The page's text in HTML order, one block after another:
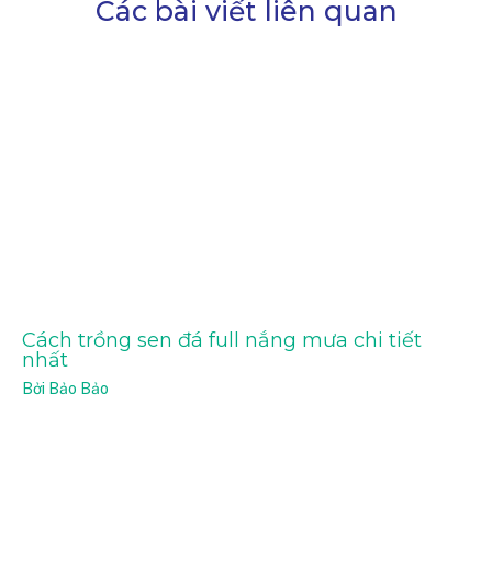
Các bài viết liên quan
Cách trồng sen đá full nắng mưa chi tiết
nhất
Bởi Bảo Bảo